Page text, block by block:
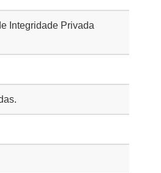
Integridade Privada